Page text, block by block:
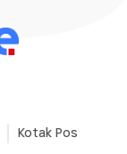
Kotak Pos